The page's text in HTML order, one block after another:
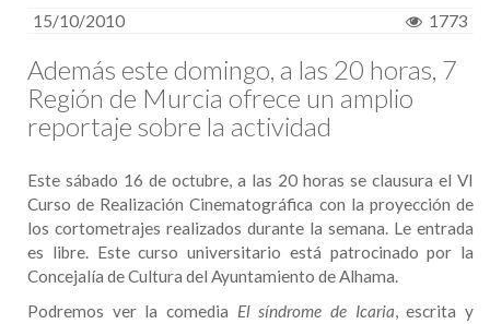
15/10/2010 1773
Además este domingo, a las 20 horas, 7
Región de Murcia ofrece un amplio
reportaje sobre la actividad
Este sábado 16 de octubre, a las 20 horas se clausura el VI
Curso de Realización Cinematográfica con la proyección de
los cortometrajes realizados durante la semana. Le entrada
es libre. Este curso universitario está patrocinado por la
Concejalía de Cultura del Ayuntamiento de Alhama.
Podremos ver la comedia Elsíndrome de Icaria, escrita y